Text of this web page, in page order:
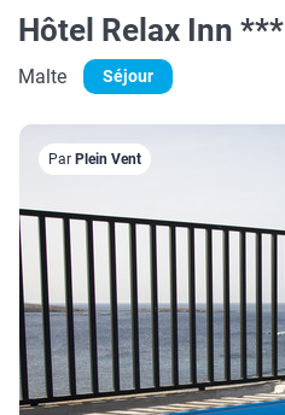
Hôtel Relax Inn ***
Malte Séjour
Par Plein Vent